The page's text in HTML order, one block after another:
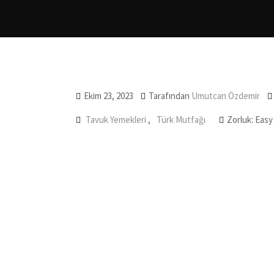
Ekim 23, 2023 Tarafından Umutcan Özdemir
Tavuk Yemekleri , Türk Mutfağı Zorluk: Easy